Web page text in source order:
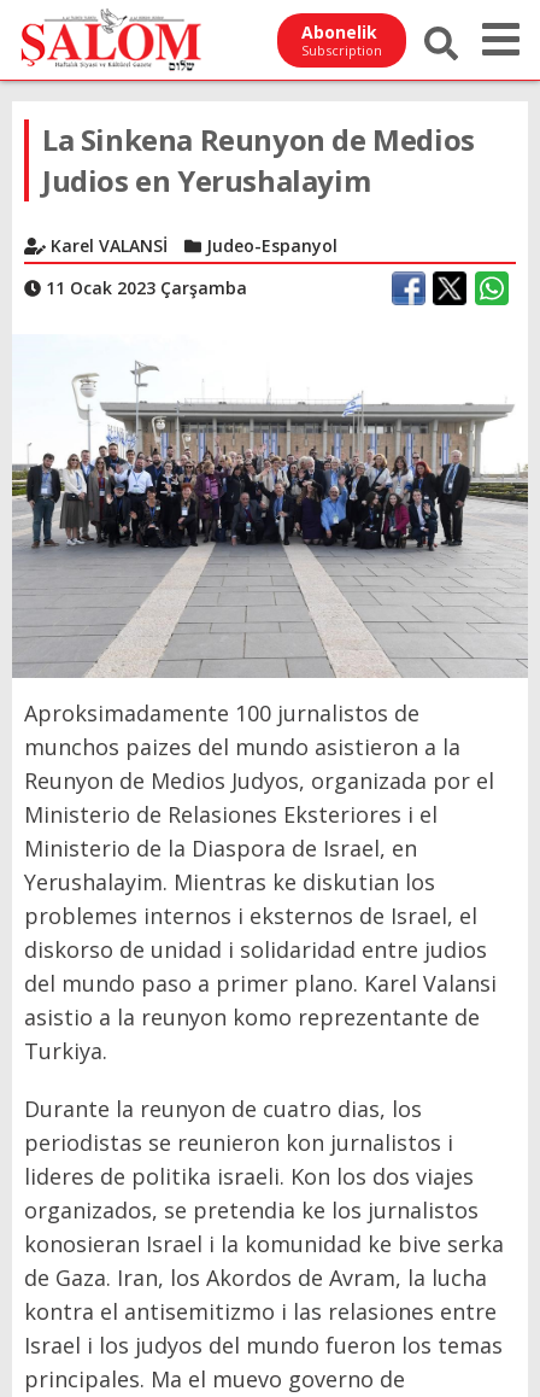
Abonelik
Subscription
La Sinkena Reunyon de Medios
Judios en Yerushalayim
Karel VALANSİ
Judeo-Espanyol
11 Ocak 2023 Çarşamba
Aproksimadamente 100 jurnalistos de
munchos paizes del mundo asistieron a la
Reunyon de Medios Judyos, organizada por el
Ministerio de Relasiones Eksteriores i el
Ministerio de la Diaspora de Israel, en
Yerushalayim. Mientras ke diskutian los
problemes internos i eksternos de Israel, el
diskorso de unidad i solidaridad entre judios
del mundo paso a primer plano. Karel Valansi
asistio a la reunyon komo reprezentante de
Turkiya.
Durante la reunyon de cuatro dias, los
periodistas se reunieron kon jurnalistos i
lideres de politika israeli. Kon los dos viajes
organizados, se pretendia ke los jurnalistos
konosieran Israel i la komunidad ke bive serka
de Gaza. Iran, los Akordos de Avram, la lucha
kontra el antisemitizmo i las relasiones entre
Israel i los judyos del mundo fueron los temas
principales. Ma el muevo governo de